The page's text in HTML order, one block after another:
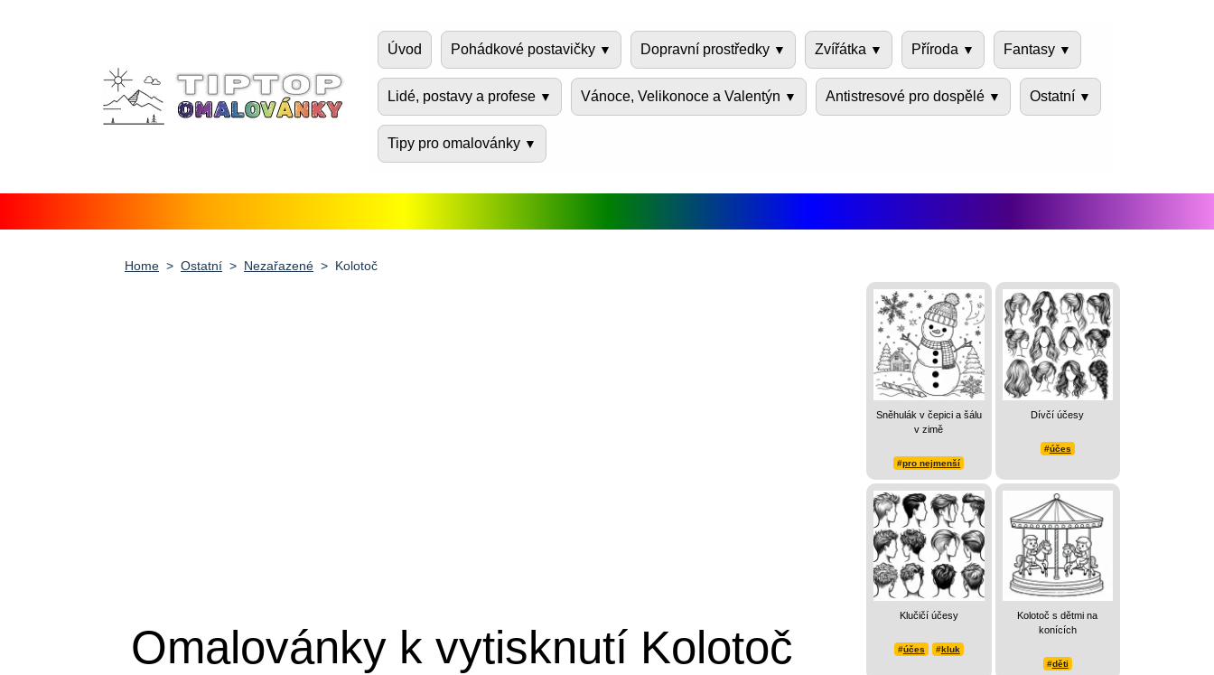
Úvod Pohádkové postavičky Dopravní prostředky Zvířátka Příroda Fantasy
Lidé, postavy a profese Vánoce, Velikonoce a Valentýn Antistresové pro dospělé Ostatní
Tipy pro omalovánky
Pohádkové postavičky
Dopravní prostředky
Příroda
Fantasy
Lidé, postavy a profese
Home Ostatní Nezařazené Kolotoč
Omalovánky k vytisknutí Kolotoč
Sněhulák v čepici a šálu
v zimě
#pro nejmenší
Dívčí účesy
#účes
Klučičí účesy
#účes #kluk
Kolotoč s dětmi na
konících
#děti